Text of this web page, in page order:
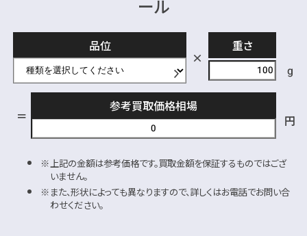
ール
品位
重さ
g
参考買取価格相場
円
上記の金額は参考価格です。買取金額を保証するものではござ
いません。
また、形状によっても異なりますので、詳しくはお電話でお問い合
わせください。